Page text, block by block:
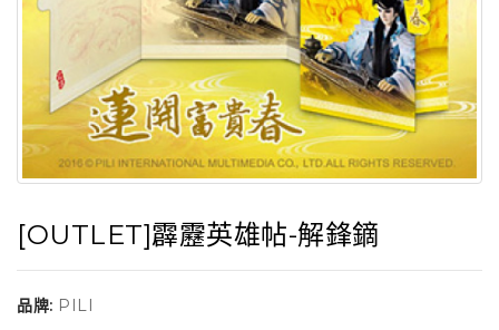
[OUTLET]霹靂英雄帖-解鋒鏑
品牌: PILI